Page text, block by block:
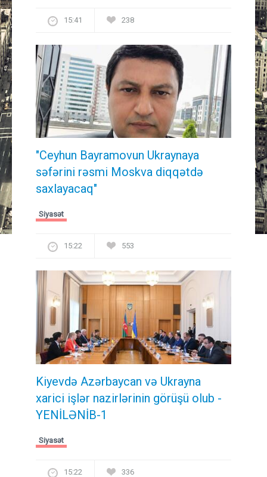
15:41 238
"Ceyhun Bayramovun Ukraynaya
səfərini rəsmi Moskva diqqətdə
saxlayacaq"
Siyasət
15:22 553
Kiyevdə Azərbaycan və Ukrayna
xarici işlər nazirlərinin görüşü olub -
YENİLƏNİB-1
Siyasət
15:22 336